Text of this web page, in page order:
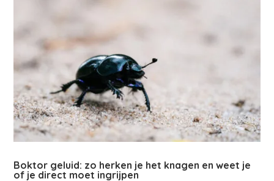
Boktor geluid: zo herken je het knagen en weet je
of je direct moet ingrijpen